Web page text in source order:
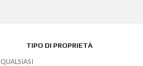
TIPO DI PROPRIETÀ
QUALSIASI